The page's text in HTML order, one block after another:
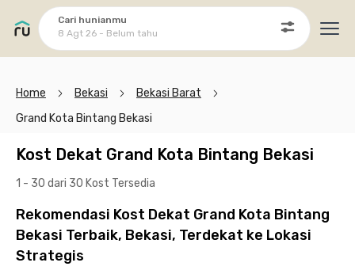
Cari hunianmu
8 Agt 26 - Belum tahu
Home Bekasi
Bekasi Barat
Grand Kota Bintang Bekasi
Kost Dekat Grand Kota Bintang Bekasi
1 - 30 dari 30 Kost Tersedia
Rekomendasi Kost Dekat Grand Kota Bintang
Bekasi Terbaik, Bekasi, Terdekat ke Lokasi
Strategis